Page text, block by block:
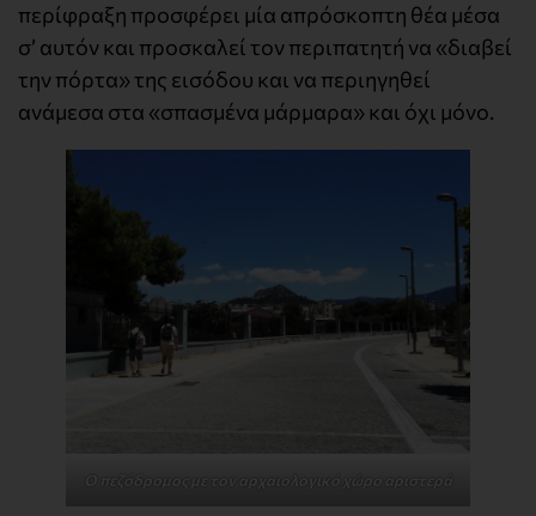
περίφραξη προσφέρει μία απρόσκοπτη θέα μέσα
σ’ αυτόν και προσκαλεί τον περιπατητή να «διαβεί
την πόρτα» της εισόδου και να περιηγηθεί
ανάμεσα στα «σπασμένα μάρμαρα» και όχι μόνο.
Ο πεζόδρομος με τον αρχαιολογικό χώρο αριστερά